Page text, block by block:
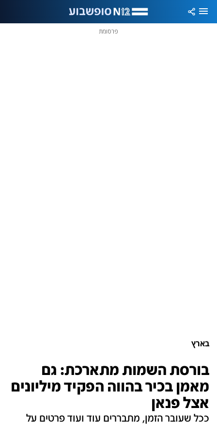
פרסומת
בארץ
בורסת השמות מתארכת: גם
מאמן בכיר בהווה הפקיד מיליונים
אצל פנאן
ככל שעובר הזמן, מתבררים עוד ועוד פרטים על